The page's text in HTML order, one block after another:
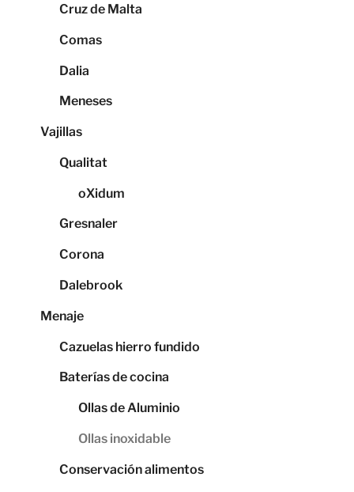
Cruz de Malta
Comas
Dalia
Meneses
Vajillas
Qualitat
oXidum
Gresnaler
Corona
Dalebrook
Menaje
Cazuelas hierro fundido
Baterías de cocina
Ollas de Aluminio
Ollas inoxidable
Conservación alimentos